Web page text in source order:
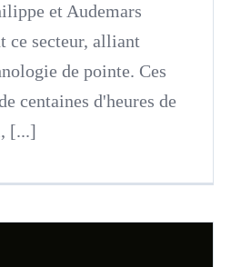
et Audemars
ce secteur, alliant
de pointe. Ces
centaines d'heures de
[...]